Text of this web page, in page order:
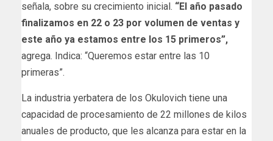
señala, sobre su crecimiento inicial. “El año pasado
finalizamos en 22 o 23 por volumen de ventas y
este año ya estamos entre los 15 primeros”,
agrega. Indica: “Queremos estar entre las 10
primeras”.
La industria yerbatera de los Okulovich tiene una
capacidad de procesamiento de 22 millones de kilos
anuales de producto, que les alcanza para estar en la